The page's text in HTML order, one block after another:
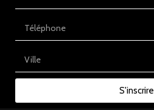
S'inscrire